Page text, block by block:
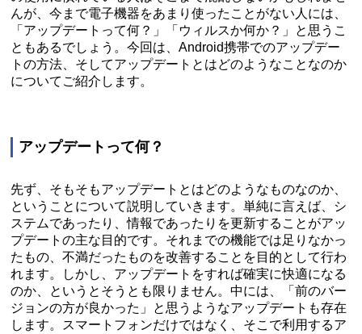
んが、今まで電子機器をあまり使ったことがない人には、
「アップデートって何？」「ウィルスか何か？」と思うこ
ともあるでしょう。今回は、Android携帯でのアップデー
トの方法、そしてアップデートとはどのようなことなのか
についてご紹介します。
アップデートって何？
先ず、そもそもアップデートとはどのようなものなのか、
ということについて説明していきます。単純に言えば、シ
ステムであったり、情報であったりを更新することがアッ
プデートの主な目的です。それまでの機能では足りなかっ
たもの、不満だったものを改善することを目的として行わ
れます。しかし、アップデートをすれば確実に快適になる
のか、というとそうとも限りません。中には、「前のバー
ジョンの方が良かった」と思うようなアップデートも存在
します。スマートフォンだけではなく、そこで利用するア